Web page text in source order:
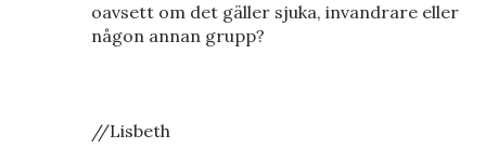
oavsett om det gäller sjuka, invandrare eller
någon annan grupp?
//Lisbeth